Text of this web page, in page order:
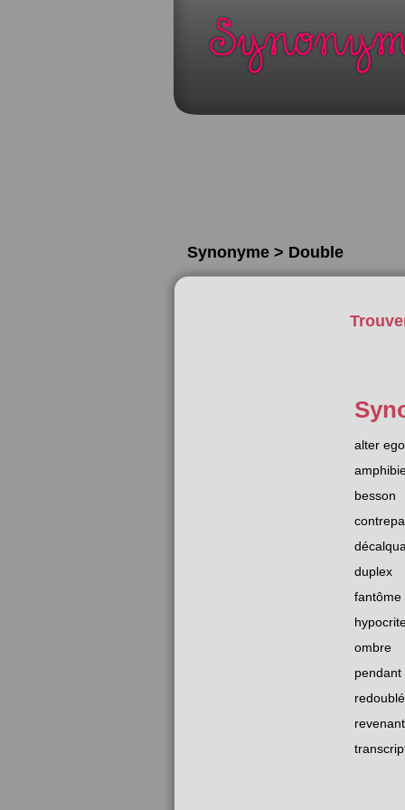
Synonyme > Double
alter ego
besson
duplex
fantôme
ombre
pendant
redoublé
revenant